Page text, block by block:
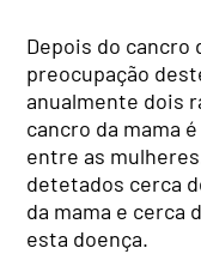
Depois do cancro
preocupação
anualmente dois
cancro da mama
entre as
detetados cerca
da mama e cerca
esta doença.